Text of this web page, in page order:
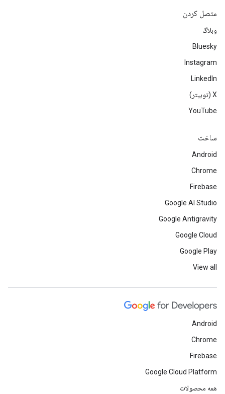
متصل کردن
وبلاگ
Bluesky
Instagram
LinkedIn
‫X (توییتر)
YouTube
ساخت
Android
Chrome
Firebase
Google AI Studio
Google Antigravity
Google Cloud
Google Play
View all
Android
Chrome
Firebase
Google Cloud Platform
همه محصولات